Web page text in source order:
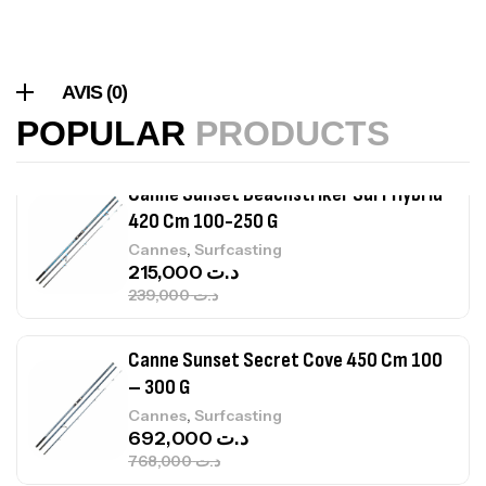
AVIS (0)
POPULAR PRODUCTS
د.ت
Canne Sunset Secret Cove 450 Cm 100
– 300 G
Cannes, Surfcasting
د.ت768,000
د.ت692,000
Canne Sunset Secret Cove 420 Cm 100
– 300 G
Cannes, Surfcasting
د.ت748,000
د.ت 673,000